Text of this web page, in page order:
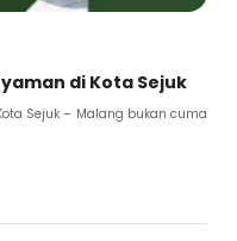
di Kota Sejuk
Sejuk – Malang bukan cuma